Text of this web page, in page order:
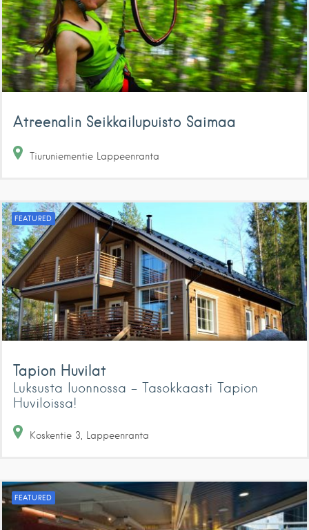
Atreenalin Seikkailupuisto Saimaa
Tiuruniementie Lappeenranta
FEATURED
Tapion Huvilat
Luksusta luonnossa - Tasokkaasti Tapion
Huviloissa!
Koskentie 3 Lappeenranta
FEATURED